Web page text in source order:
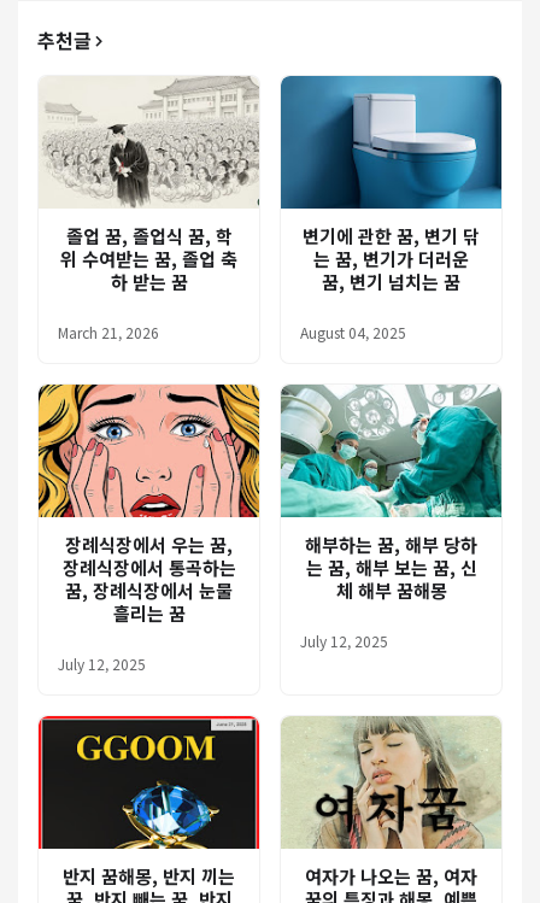
추천글
졸업 꿈, 졸업식 꿈, 학
위 수여받는 꿈, 졸업 축
하 받는 꿈
March 21, 2026
변기에 관한 꿈, 변기 닦
는 꿈, 변기가 더러운
꿈, 변기 넘치는 꿈
August 04, 2025
장례식장에서 우는 꿈,
장례식장에서 통곡하는
꿈, 장례식장에서 눈물
흘리는 꿈
July 12, 2025
해부하는 꿈, 해부 당하
는 꿈, 해부 보는 꿈, 신
체 해부 꿈해몽
July 12, 2025
반지 꿈해몽, 반지 끼는
여자가 나오는 꿈, 여자